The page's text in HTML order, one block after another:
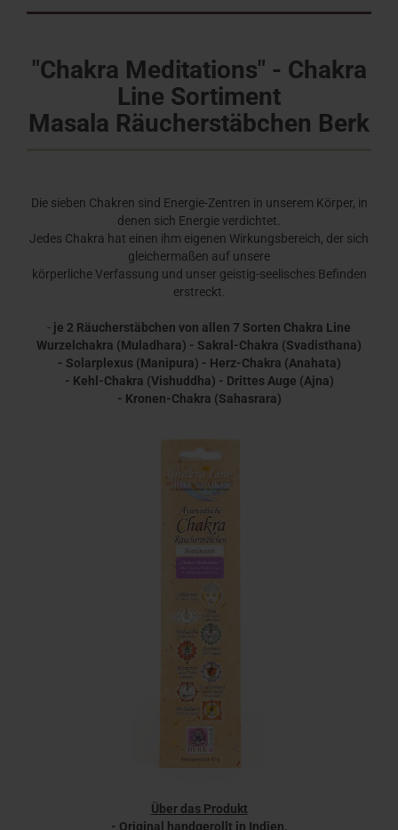
"Chakra Meditations" - Chakra
Line Sortiment
Masala Räucherstäbchen Berk
Die sieben Chakren sind Energie-Zentren in unserem Körper, in
denen sich Energie verdichtet.
Jedes Chakra hat einen ihm eigenen Wirkungsbereich, der sich
gleichermaßen auf unsere
körperliche Verfassung und unser geistig-seelisches Befinden
erstreckt.
- je 2 Räucherstäbchen von allen 7 Sorten Chakra Line
Wurzelchakra (Muladhara) - Sakral-Chakra (Svadisthana)
- Solarplexus (Manipura) - Herz-Chakra (Anahata)
- Kehl-Chakra (Vishuddha) - Drittes Auge (Ajna)
- Kronen-Chakra (Sahasrara)
Über das Produkt
- Original handgerollt in Indien.